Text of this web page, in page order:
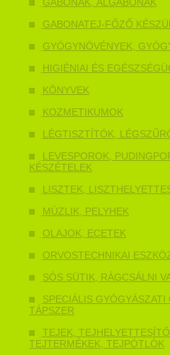
GABONATEJ-FŐZŐ
GYÓGYNÖVÉNYEK,
HIGIÉNIAI ÉS
KÖNYVEK
KOZMETIKUMOK
LÉGTISZTÍTÓK,
LEVESPOROK,
KÉSZÉTELEK
LISZTEK,
MÜZLIK, PELYHEK
OLAJOK, ECETEK
ORVOSTECHNIKAI
SÓS SÜTIK, RÁGCSÁLNI
SPECIÁLIS GYÓGYÁSZATI
TÁPSZER
TEJEK,
TEJTERMÉKEK, TEJPÓTLÓK